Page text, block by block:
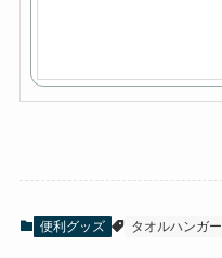
便利グッズ タオルハンガー